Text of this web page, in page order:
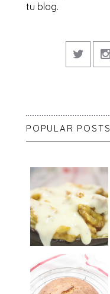
tu blog.
POPULAR POSTS